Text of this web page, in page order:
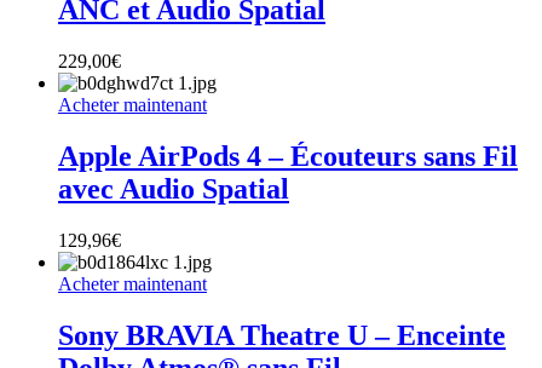
ANC et Audio Spatial
229,00€
Acheter maintenant
Apple AirPods 4 – Écouteurs sans Fil
avec Audio Spatial
129,96€
Acheter maintenant
Sony BRAVIA Theatre U – Enceinte